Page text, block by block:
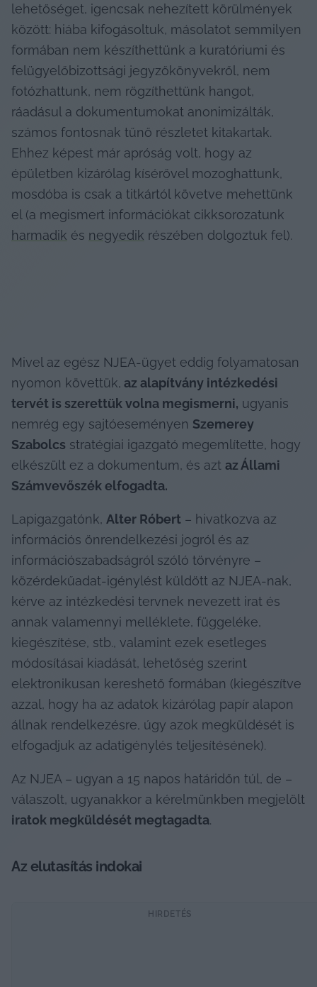
lehetőséget, igencsak nehezített körülmények
között: hiába kifogásoltuk, másolatot semmilyen
formában nem készíthettünk a kuratóriumi és
felügyelőbizottsági jegyzőkönyvekről, nem
fotózhattunk, nem rögzíthettünk hangot,
ráadásul a dokumentumokat anonimizálták,
számos fontosnak tűnő részletet kitakartak.
Ehhez képest már apróság volt, hogy az
épületben kizárólag kísérővel mozoghattunk,
mosdóba is csak a titkártól követve mehettünk
harmadik és negyedik részében dolgoztuk fel).
Mivel az egész NJEA-ügyet eddig folyamatosan
nyomon követtük, az alapítvány intézkedési
tervét is szerettük volna megismerni, ugyanis
nemrég egy sajtóeseményen Szemerey
Szabolcs stratégiai igazgató megemlítette, hogy
elkészült ez a dokumentum, és azt az Állami
Számvevőszék elfogadta.
Lapigazgatónk, Alter Róbert – hivatkozva az
információs önrendelkezési jogról és az
információszabadságról szóló törvényre –
közérdekűadat-igénylést küldött az NJEA-nak,
kérve az intézkedési tervnek nevezett irat és
annak valamennyi melléklete, függeléke,
kiegészítése, stb., valamint ezek esetleges
módosításai kiadását, lehetőség szerint
elektronikusan kereshető formában (kiegészítve
azzal, hogy ha az adatok kizárólag papír alapon
állnak rendelkezésre, úgy azok megküldését is
elfogadjuk az adatigénylés teljesítésének).
Az NJEA – ugyan a 15 napos határidőn túl, de –
iratok megküldését megtagadta.
Az elutasítás indokai
HIRDETÉS